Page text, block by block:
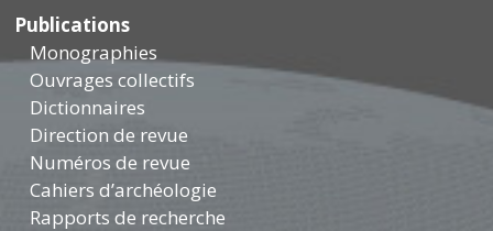
Publications
Monographies
Ouvrages collectifs
Dictionnaires
Direction de revue
Numéros de revue
Cahiers d’archéologie
Rapports de recherche